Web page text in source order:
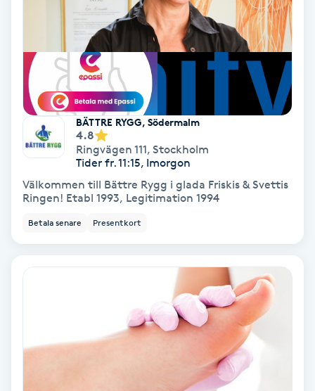
Enzympeeling
Extensions
Extensions borttagning
Eyeliner-tatuering
Face framing
Faceliftmassage
BÄTTRE RYGG, Södermalm
4.8
Ringvägen 111, Stockholm
Tider fr. 11:15, Imorgon
Välkommen till Bättre Rygg i glada Friskis & Svettis
Ringen! Etabl 1993, Legitimation 1994
Betala senare Presentkort